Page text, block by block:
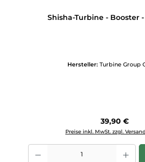
Shisha-Turbine - Booster
Hersteller: Turbine Group
Regulärer
39,90 €
Preise inkl. MwSt. zzgl.
Produkt Anzahl: Gib den gewünschten